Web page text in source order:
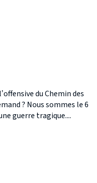
du Chemin des
? Nous sommes le 6
guerre tragique....